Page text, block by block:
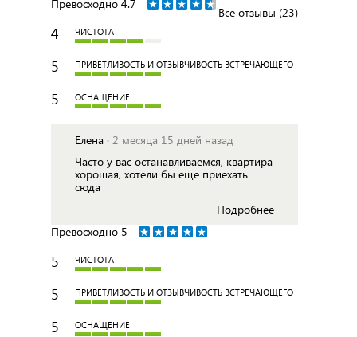
Все отзывы (23)
Превосходно 4.7
4 ЧИСТОТА
5 ПРИВЕТЛИВОСТЬ И ОТЗЫВЧИВОСТЬ ВСТРЕЧАЮЩЕГО
5 ОСНАЩЕНИЕ
Елена · 2 месяца 15 дней назад
Часто у вас останавливаемся, квартира
хорошая, хотели бы еще приехать
сюда
Подробнее
Превосходно 5
5 ЧИСТОТА
5 ПРИВЕТЛИВОСТЬ И ОТЗЫВЧИВОСТЬ ВСТРЕЧАЮЩЕГО
5 ОСНАЩЕНИЕ